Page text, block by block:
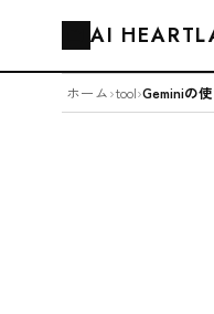
AI
ホーム›tool›